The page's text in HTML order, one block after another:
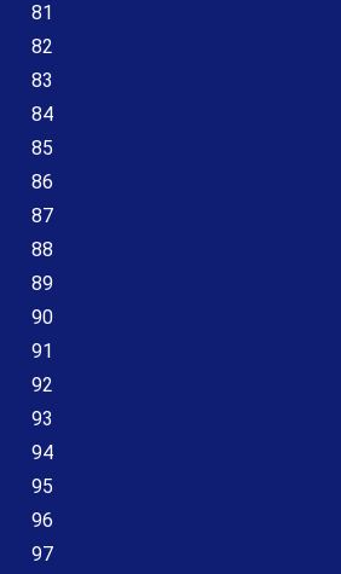
81
82
83
84
85
86
87
88
89
90
91
92
93
94
95
96
97